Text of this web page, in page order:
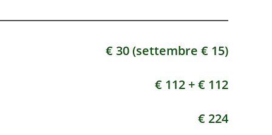
€ 30 (settembre € 15)
€ 112 +€ 112
€ 224